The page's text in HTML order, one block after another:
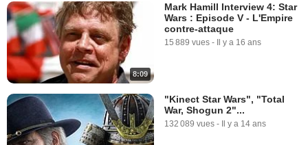
8:09
Mark Hamill Interview 4: Star
Wars : Episode V - L'Empire
contre-attaque
15 889 vues - Il y a 16 ans
"Kinect Star Wars", "Total
War, Shogun 2"...
132 089 vues - Il y a 14 ans